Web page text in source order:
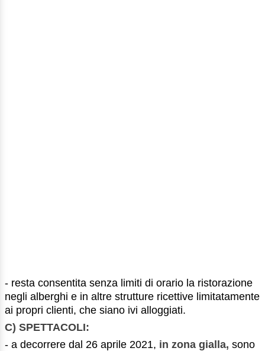
- resta consentita senza limiti di orario la ristorazione
negli alberghi e in altre strutture ricettive limitatamente
ai propri clienti, che siano ivi alloggiati.
C) SPETTACOLI:
- a decorrere dal 26 aprile 2021, in zona gialla, sono